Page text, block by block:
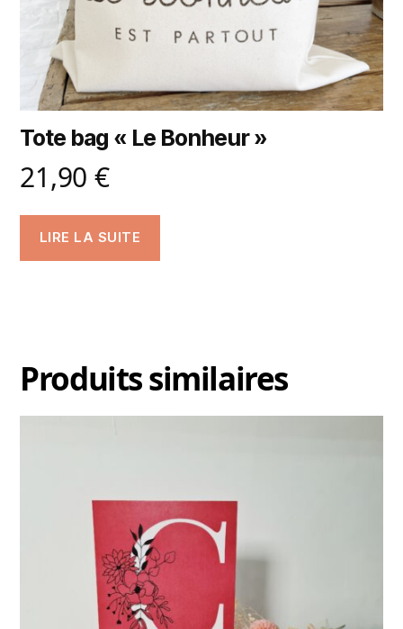
Tote bag « Le Bonheur »
21,90 €
LIRE LA SUITE
Produits similaires